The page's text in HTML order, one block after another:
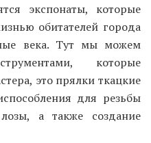
экспонаты, которые
обитателей города
века. Тут мы можем
которые
это прялки ткацкие
для резьбы
а также создание